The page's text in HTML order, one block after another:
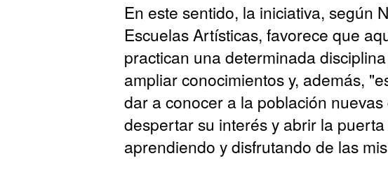
En este sentido, la iniciativa, según
Escuelas Artísticas, favorece que
practican una determinada
ampliar conocimientos y, además,
dar a conocer a la población
despertar su interés y abrir la
aprendiendo y disfrutando de las